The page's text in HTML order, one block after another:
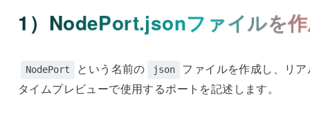
1）NodePort.jsonファイルを
NodePort という名前の json
ファイルを作成し、リア
タイムプレビューで使用するポートを記述します。